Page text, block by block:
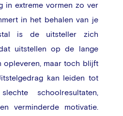
in extreme vormen zo ver
in het behalen van je
is de uitsteller zich
uitstellen op de lange
opleveren, maar toch blijft
kan leiden tot
schoolresultaten,
verminderde motivatie.